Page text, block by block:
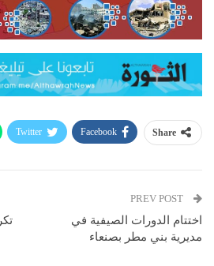
Share
Facebook
Twitter
اختتام الدورات الصيفية في
مديرية بني مطر بصنعاء